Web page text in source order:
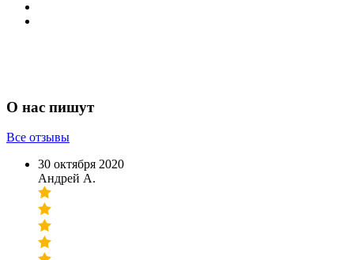
О нас пишут
Все отзывы
30 октября 2020
Андрей А.